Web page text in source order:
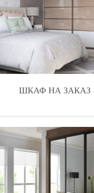
ШКАФ НА ЗАКАЗ